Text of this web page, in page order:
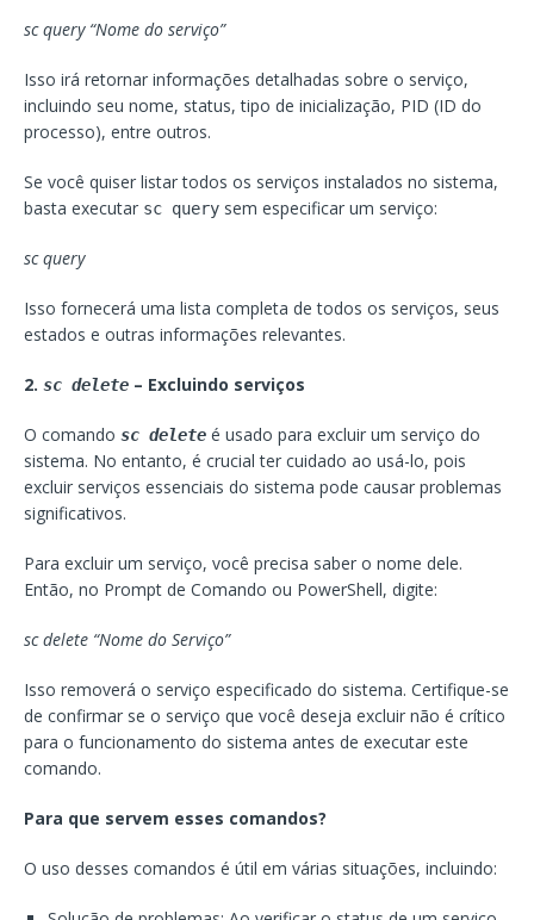
sc query “Nome do serviço”
Isso irá retornar informações detalhadas sobre o serviço,
incluindo seu nome, status, tipo de inicialização, PID (ID do
processo), entre outros.
Se você quiser listar todos os serviços instalados no sistema,
basta executar sc query sem especificar um serviço:
sc query
Isso fornecerá uma lista completa de todos os serviços, seus
estados e outras informações relevantes.
2. sc delete – Excluindo serviços
O comando sc delete é usado para excluir um serviço do
sistema. No entanto, é crucial ter cuidado ao usá-lo, pois
excluir serviços essenciais do sistema pode causar problemas
significativos.
Para excluir um serviço, você precisa saber o nome dele.
Então, no Prompt de Comando ou PowerShell, digite:
sc delete “Nome do Serviço”
Isso removerá o serviço especificado do sistema. Certifique-se
de confirmar se o serviço que você deseja excluir não é crítico
para o funcionamento do sistema antes de executar este
comando.
Para que servem esses comandos?
O uso desses comandos é útil em várias situações, incluindo: